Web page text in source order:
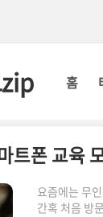
홈
트폰 교육
요즘에는 무
간혹 처음 방